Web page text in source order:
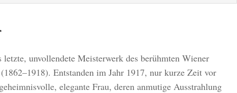
unvollendete Meisterwerk des berühmten Wiener
(1862–1918). Entstanden im Jahr 1917, nur kurze Zeit vor
elegante Frau, deren anmutige Ausstrahlung